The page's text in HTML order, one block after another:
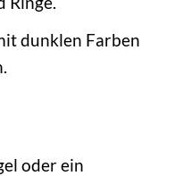
dunklen Farben
oder ein